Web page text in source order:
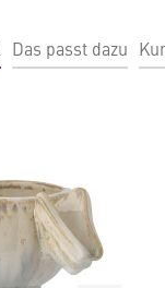
Das passt dazu